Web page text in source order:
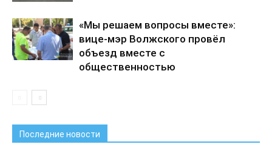
«Мы решаем вопросы вместе»:
вице-мэр Волжского провёл
объезд вместе с
общественностью
Последние новости